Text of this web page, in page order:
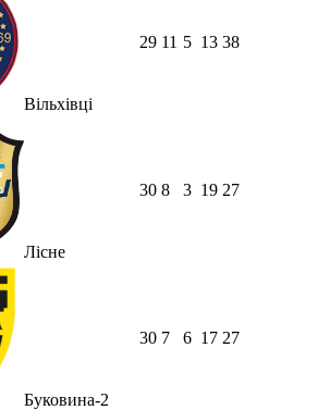
Вільхівці
29 11 5 13 38
Лісне
30 8 3 19 27
Буковина-2
30 7 6 17 27